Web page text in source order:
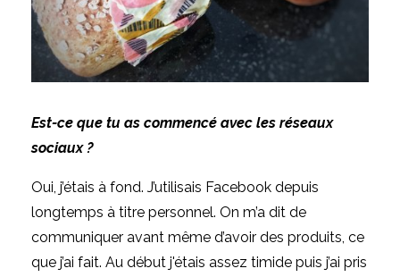
Est-ce que tu as commencé avec les réseaux
sociaux ?
Oui, j’étais à fond. J’utilisais Facebook depuis
longtemps à titre personnel. On m’a dit de
communiquer avant même d’avoir des produits, ce
que j’ai fait. Au début j'étais assez timide puis j’ai pris